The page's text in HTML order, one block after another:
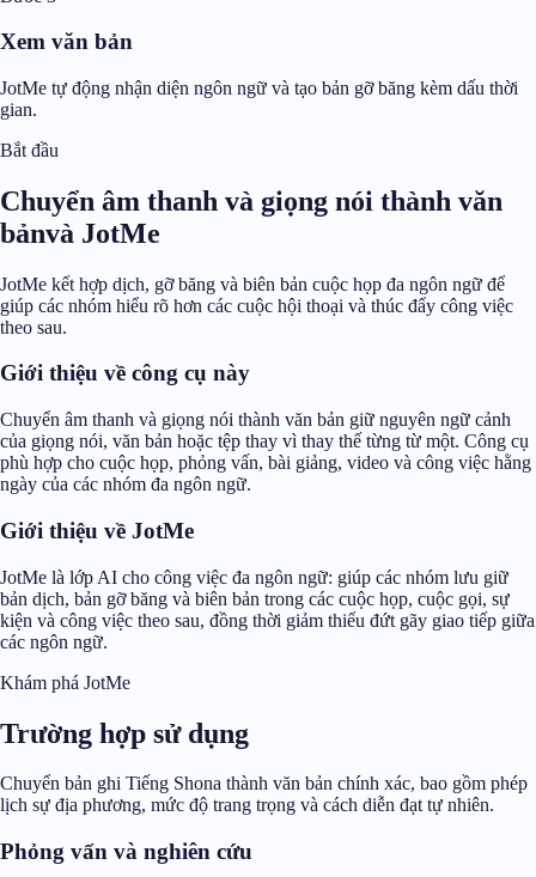
Xem văn bản
JotMe tự động nhận diện ngôn ngữ và tạo bản gỡ băng kèm dấu thời
gian.
Bắt đầu
Chuyển âm thanh và giọng nói thành văn
bảnvà JotMe
JotMe kết hợp dịch, gỡ băng và biên bản cuộc họp đa ngôn ngữ để
giúp các nhóm hiểu rõ hơn các cuộc hội thoại và thúc đẩy công việc
theo sau.
Giới thiệu về công cụ này
Chuyển âm thanh và giọng nói thành văn bản giữ nguyên ngữ cảnh
của giọng nói, văn bản hoặc tệp thay vì thay thế từng từ một. Công cụ
phù hợp cho cuộc họp, phỏng vấn, bài giảng, video và công việc hằng
ngày của các nhóm đa ngôn ngữ.
Giới thiệu về JotMe
JotMe là lớp AI cho công việc đa ngôn ngữ: giúp các nhóm lưu giữ
bản dịch, bản gỡ băng và biên bản trong các cuộc họp, cuộc gọi, sự
kiện và công việc theo sau, đồng thời giảm thiểu đứt gãy giao tiếp giữa
các ngôn ngữ.
Khám phá JotMe
Trường hợp sử dụng
Chuyển bản ghi Tiếng Shona thành văn bản chính xác, bao gồm phép
lịch sự địa phương, mức độ trang trọng và cách diễn đạt tự nhiên.
Phỏng vấn và nghiên cứu